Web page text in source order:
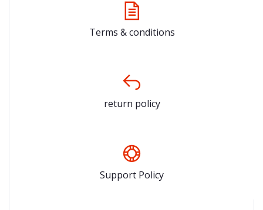
Terms & conditions
return policy
Support Policy